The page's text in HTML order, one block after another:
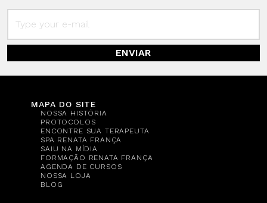
ENVIAR
MAPA DO SITE
NOSSA HISTÓRIA
PROTOCOLOS
ENCONTRE SUA TERAPEUTA
SPA RENATA FRANÇA
SAIU NA MÍDIA
FORMAÇÃO RENATA FRANÇA
AGENDA DE CURSOS
NOSSA LOJA
BLOG